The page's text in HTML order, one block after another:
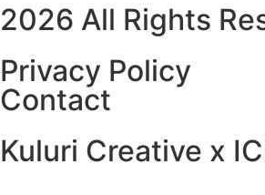
2026 All Rights
Privacy Policy
Contact
Kuluri Creative x